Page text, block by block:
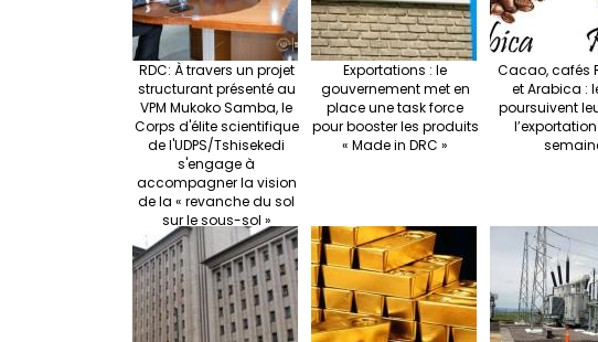
RDC: À travers un projet
structurant présenté au
VPM Mukoko Samba, le
Corps d'élite scientifique
de l'UDPS/Tshisekedi
s'engage à
accompagner la vision
de la « revanche du sol
sur le sous-sol »
Exportations : le
gouvernement met en
place une task force
pour booster les produits
« Made in DRC »
Cacao, cafés
et Arabica :
poursuivent